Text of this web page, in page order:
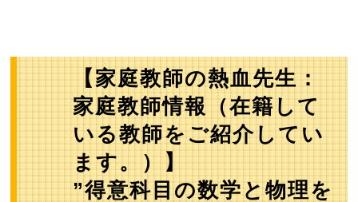
【家庭教師の熱血先生：
家庭教師情報（在籍して
いる教師をご紹介してい
ます。）】
”得意科目の数学と物理を